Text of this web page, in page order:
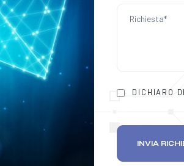
DICHIARO
INVIA